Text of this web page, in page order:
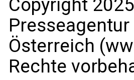
Copyright
Presseagentur
Österreich
Rechte